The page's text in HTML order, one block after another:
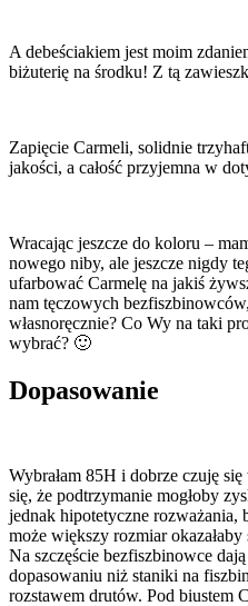
A debeściakiem jest moim
biżuterię na środku! Z tą
Zapięcie Carmeli, solidnie
jakości, a całość przyjemna w
Wracając jeszcze do koloru –
nowego niby, ale jeszcze nigdy
ufarbować Carmelę na jakiś
nam tęczowych
własnoręcznie? Co Wy na taki
wybrać? 🙂
Dopasowanie
Wybrałam 85H i dobrze czuję
się, że podtrzymanie mogłoby
jednak hipotetyczne
może większy rozmiar
Na szczęście bezfiszbinowce
dopasowaniu niż staniki na
rozstawem drutów. Pod biustem